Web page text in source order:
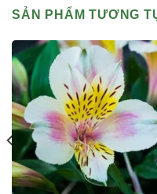
SẢN PHẨM TƯƠNG